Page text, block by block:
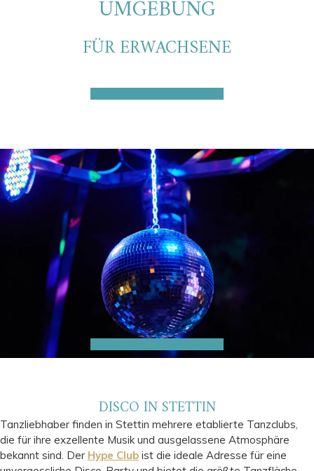
UMGEBUNG
FÜR ERWACHSENE
DISCO IN STETTIN
Tanzliebhaber finden in Stettin mehrere etablierte Tanzclubs,
die für ihre exzellente Musik und ausgelassene Atmosphäre
bekannt sind. Der Hype Club ist die ideale Adresse für eine